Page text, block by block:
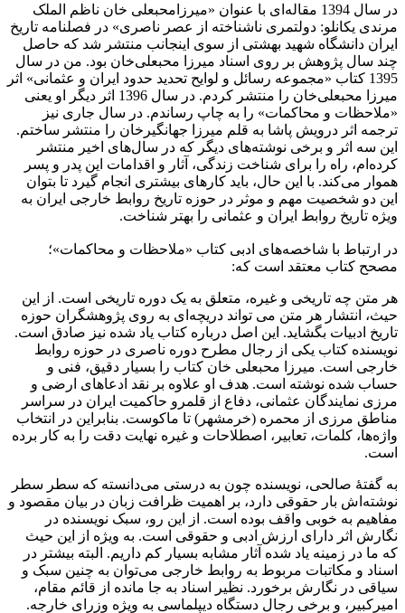
در سال 1394 مقاله‌ای با عنوان «میرزامحبعلی خان ناظم الملک
مرندی یکانلو: دولتمری ناشناخته از عصر ناصری» در فصلنامه تاریخ
ایران دانشگاه شهید بهشتی از سوی اینجانب منتشر شد که حاصل
چند سال پژوهش بر روی اسناد میرزا محبعلی­‌خان بود. من در سال
1395 کتاب «مجموعه رسائل و لوایح تحدید حدود ایران و عثمانی» اثر
میرزا محبعلی­‌خان را منتشر کردم. در سال 1396 اثر دیگر او یعنی
«ملاحظات و محاکمات» را به چاپ رساندم. در سال جاری نیز
ترجمه اثر درویش ­پاشا به قلم میرزا جهانگیرخان را منتشر ساختم.
این سه اثر و برخی نوشته‌های دیگر که در سال‌های اخیر منتشر
کرده‌ام، راه را برای شناخت زندگی، آثار و اقدامات این پدر و پسر
هموار می‌کند. با این حال، باید کارهای بیشتری انجام گیرد تا بتوان
این دو شخصیت مهم و موثر در حوزه تاریخ روابط خارجی ایران به
ویژه تاریخ روابط ایران و عثمانی را بهتر شناخت.
در ارتباط با شاخصه‌های ادبی کتاب «ملاحظات و محاکمات»؛
مصحح کتاب معتقد است که:
هر متن چه تاریخی و غیره، متعلق به یک دوره تاریخی است. از این
حیث، انتشار هر متن می تواند دریچه‌ای به روی پژوهشگران حوزه
تاریخ ادبیات بگشاید. این اصل درباره کتاب یاد شده نیز صادق است.
نویسنده کتاب یکی از رجال مطرح دوره ناصری در حوزه روابط
خارجی است. میرزا محبعلی ­خان کتاب را بسیار دقیق، فنی و
حساب شده نوشته است. هدف او علاوه بر نقد ادعاهای ارضی و
مرزی نمایندگان عثمانی، دفاع از قلمرو حاکمیت ایران در سراسر
مناطق مرزی از محمره (خرمشهر) تا ماکوست. بنابراین در انتخاب
واژه‌­ها، کلمات، تعابیر، اصطلاحات و غیره نهایت دقت را به کار برده
است.
به گفتۀ صالحی، نویسنده چون به درستی می­‌دانسته که سطر سطر
نوشته‌­اش بار حقوقی دارد، بر اهمیت ظرافت زبان در بیان مقصود و
مفاهیم به خوبی واقف بوده است. از این رو، سبک نویسنده در
نگارش اثر دارای ارزش ادبی و حقوقی است. به ویژه از این حیث
که ما در زمینه یاد شده آثار مشابه بسیار کم داریم. البته بیشتر در
اسناد و مکاتبات مربوط به روابط خارجی می‌­توان به چنین سبک و
سیاقی در نگارش برخورد. نظیر اسناد به جا مانده از قائم مقام،
امیرکبیر، و برخی رجال دستگاه دیپلماسی به ویژه وزرای خارجه.